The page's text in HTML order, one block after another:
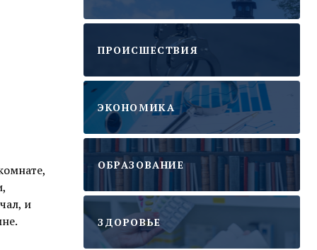
и
ПРОИСШЕСТВИЯ
ЭКОНОМИКА
ОБРАЗОВАНИЕ
ЗДОРОВЬЕ